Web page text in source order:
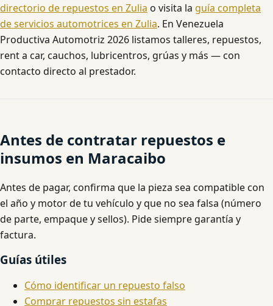
directorio de repuestos en Zulia o visita la guía completa
de servicios automotrices en Zulia. En Venezuela
Productiva Automotriz 2026 listamos talleres, repuestos,
rent a car, cauchos, lubricentros, grúas y más — con
contacto directo al prestador.
Antes de contratar repuestos e
insumos en Maracaibo
Antes de pagar, confirma que la pieza sea compatible con
el año y motor de tu vehículo y que no sea falsa (número
de parte, empaque y sellos). Pide siempre garantía y
factura.
Guías útiles
Cómo identificar un repuesto falso
Comprar repuestos sin estafas